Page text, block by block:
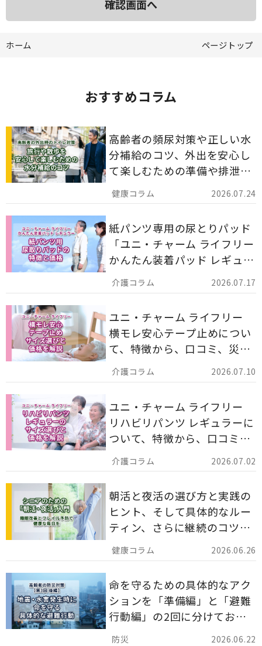
ホーム ページトップ
おすすめコラム
2026.07.24
高齢者の頻尿対策や正しい水
分補給のコツ、外出を安心し
て楽しむための準備や排泄ケ
ア用品の選び方を解説しま
す。
2026.07.17
紙パンツ専用の尿とりパッド
「ユニ・チャーム ライフリー
かんたん装着パッド レギュラ
ー 計162枚」について解説し
ます。
2026.07.10
ユニ・チャーム ライフリー
横モレ安心テープ止めについ
て、特徴から、口コミ、災害
備蓄としての活用法まで分か
りやすく解説します。
2026.07.02
ユニ・チャーム ライフリー
リハビリパンツ レギュラーに
ついて、特徴から、口コミ、
災害備蓄としての活用法まで
分かりやすく解説します。
2026.06.26
朝活と夜活の選び方と実践の
ヒント、そして具体的なルー
ティン、さらに継続のコツま
でを詳しくご紹介します。
2026.06.22
命を守るための具体的なアク
ションを「準備編」と「避難
行動編」の2回に分けてお届
けしています。